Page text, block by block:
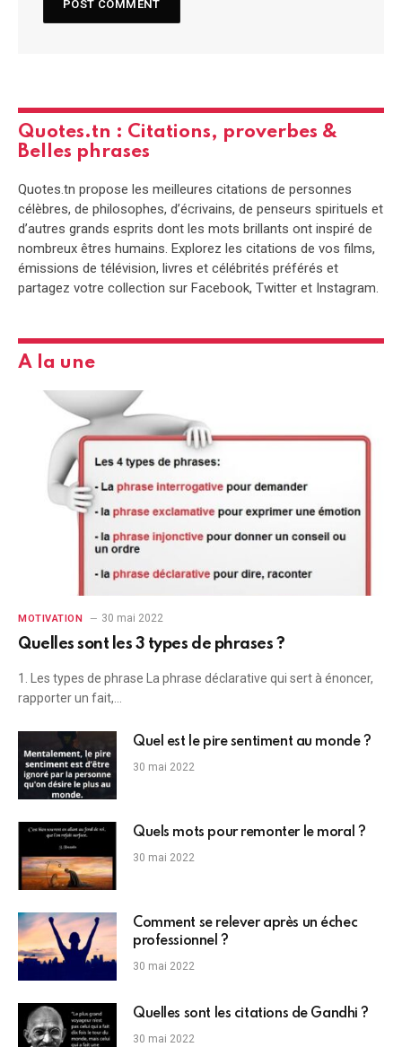
Quotes.tn : Citations, proverbes &
Belles phrases
Quotes.tn propose les meilleures citations de personnes
célèbres, de philosophes, d’écrivains, de penseurs spirituels et
d’autres grands esprits dont les mots brillants ont inspiré de
nombreux êtres humains. Explorez les citations de vos films,
émissions de télévision, livres et célébrités préférés et
partagez votre collection sur Facebook, Twitter et Instagram.
A la une
MOTIVATION 30 mai 2022
Quelles sont les 3 types de phrases ?
1. Les types de phrase La phrase déclarative qui sert à énoncer,
rapporter un fait,…
Quel est le pire sentiment au monde ?
30 mai 2022
Quels mots pour remonter le moral ?
30 mai 2022
Comment se relever après un échec
professionnel ?
30 mai 2022
Quelles sont les citations de Gandhi ?
30 mai 2022